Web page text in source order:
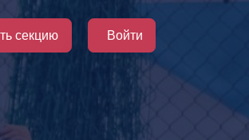
секцию Войти